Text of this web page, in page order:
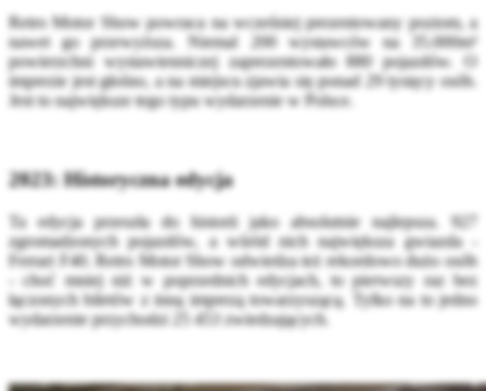
Retro Motor Show powraca na wcześniej prezentowany poziom, a
nawet go przewyższa. Niemal 200 wystawców na 35.000m²
powierzchni wystawienniczej zaprezentowało 880 pojazdów. O
imprezie jest głośno, a na miejscu zjawia się ponad 29 tysięcy osób.
Jest to największe tego typu wydarzenie w Polsce.
2023: Historyczna edycja
Ta edycja przeszła do historii jako absolutnie najlepsza. 927
zgromadzonych pojazdów, a wśród nich największa gwiazda -
Ferrari F40. Retro Motor Show odwiedza też rekordowo dużo osób
- choć mniej niż w poprzednich edycjach, to pierwszy raz bez
łączonych biletów z inną imprezą towarzyszącą. Tylko na to jedno
wydarzenie przychodzi 25 453 zwiedzających.